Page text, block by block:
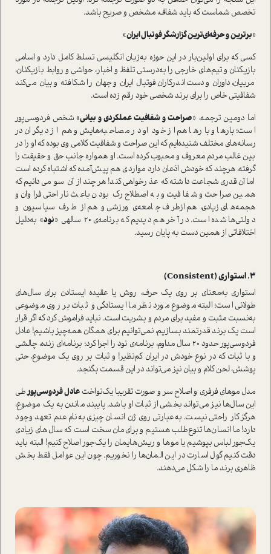
تخصص شما‌ست که باید شفاف، مشخص و صریح باشد.
«برترین و حرفه‌ای‌ترین گزارشگر فوتبال ایران»
کسی که برای اولین‌بار در این حوزه به‌زبان انگلیسی تسلط کامل دارد و اسامی
بازیکنان و تیم‌های خارجی را به‌درستی تلفظ و اخبار، حواشی و روابط بازیکنان،
مربیان، داوران و دست‌اندرکاران فوتبال ایران و جهان را شکافته و بیان می‌کند
شفافیتی خاص را برای برند شخصی خود رقم زده‌ ا‌ست.
اما دومین ترجمه، «صراحت و شفافیت عملکردی و بیانی» شخص فردوسی‌پور
ا‌ست؛ بارها و بارها هم از خود او در مصاحبه‌هایش و هم از دیگران در
رسانه‌های مختلف شنیده‌ایم که این صراحت و شفافیت کلامی وی بوده که او را در
بین غالب مردم معروف و محبوب کرده ا‌ست. او همواره جانب حق و حقیقت را
گرفته، هرچند که خودش اذعان دارد مواردی هم پیش‌آمده که اشتباه کرده ا‌ست
اما آن‌قدری شجاعت داشته که عذر‌خواهی کند! هرچند از آن سو می‌دانیم که
همین صراحت و شفافیت و به‌اصطلاح رک بودن باعث ناراحتی فراوان و
هجمه‌های زیادی، هم ازطرف جامعه‌ی ورزشی و هم از طرف سیاسیون و
دولتی‌ها شده ا‌ست. در آخر هم دیدیم که برنامه‌ی‌ 20 سالهی «
نود» به‌دلیل
اختلافاتی از همین دست به پایان رسید.
3. ا‌ستواری (Consistent)
ا‌ستواری به‌معنای بر روی یک حرف، روش یا عقیده ایستادن برای سال‌های
طولانی ا‌ست؛ البته موضوع مورد نظر ما ایستادگی و ثبات بر روی موضوعی
به‌نسبت مثبت و مفید برای مردم و بشریت ا‌ست. نباید فراموش کرد که اگر قرار
ا‌ست یک برند قدرتمند بسازیم، نمی‌توانیم برای همگان همه‌چیز باشیم! عادل
فردوسی‌پور حدود 20 سال مداوم، برنامه‌ی نود را اجرا کرد؛ برنامه‌ای زنده، چالشی
و با ثبات که در نوع خودش در ایران کم‌نظیر! و ثبات بر روی یک موضوع، حتی
پوشش، لحن کلام و بیان نیز می‌تواند در این قسمت بگنجد.
مدل موهای فرفری و اصلاح سر و صورت تقریبا یک‌نواختعادل فردوسی‌پورطی
این سال‌ها نیز می‌تواند بخشی از ثبات او باشد. پایبند ‌ماندن به یک موضوع،
هرگز کار راحتی نیست. به‌عبارتی روی ژن انسان‌ چیزی به‌نام عدم تعهد وجود
دارد! ما انسان‌ها تنوع‌طلب هستیم و برای‌مان سخت ا‌ست که سال‌های زیادی
یک‌جور لباس بپوشیم یا موها و ریش‌هایمان را یک‌جور اصلاح کنیم! البته باید
دقت کنیم گول اسارت در این المان‌ها را نخوریم. چون این عوامل فقط بخش
ظاهری برند ما را شکل می‌دهند.